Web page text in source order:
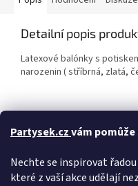
Partysek.czvám
Nechte se inspirovat
které z vaší akce udělají
Detailní popis
Latexové balónky s
narozenin ( stříbrná, zlatá,
Nafukovací balónky
mix
narozeninové či jiné párty.
nabídky. Balónkyjsou
balení 6 ks.